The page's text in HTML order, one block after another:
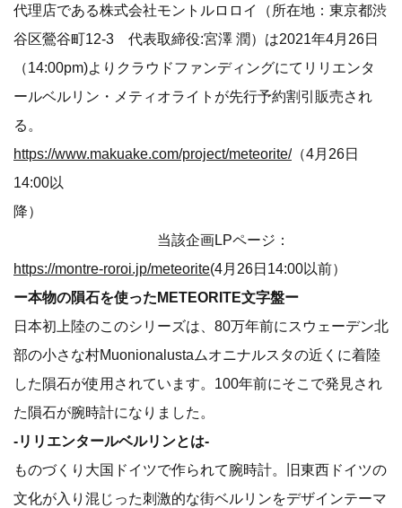
代理店である株式会社モントルロロイ（所在地：東京都渋
谷区鶯谷町12-3 代表取締役:宮澤 潤）は2021年4月26日
（14:00pm)よりクラウドファンディングにてリリエンタ
ールベルリン・メティオライトが先行予約割引販売され
る。
https://www.makuake.com/project/meteorite/ （4月26日
14:00以
降）
当該企画LPページ：
https://montre-roroi.jp/meteorite(4月26日14:00以前）
ー本物の隕石を使ったMETEORITE文字盤ー
日本初上陸のこのシリーズは、80万年前にスウェーデン北
部の小さな村Muonionalustaムオニナルスタの近くに着陸
した隕石が使用されています。100年前にそこで発見され
た隕石が腕時計になりました。
-リリエンタールベルリンとは-
ものづくり大国ドイツで作られて腕時計。旧東西ドイツの
文化が入り混じった刺激的な街ベルリンをデザインテーマ